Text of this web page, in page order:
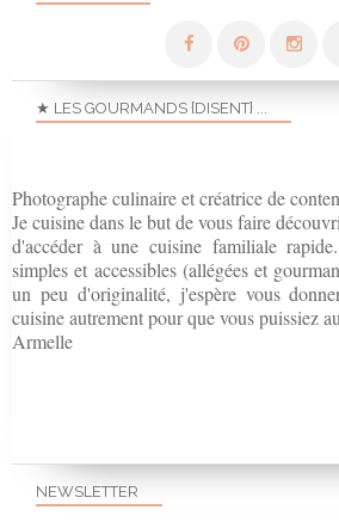
NEWSLETTER
★ LES GOURMANDS {DISENT} ...
Photographe culinaire et créatrice de
Je cuisine dans le but de vous faire
d'accéder à une cuisine familiale
simples et accessibles (allégées et
un peu d'originalité, j'espère vous
cuisine autrement pour que vous puissiez
Armelle